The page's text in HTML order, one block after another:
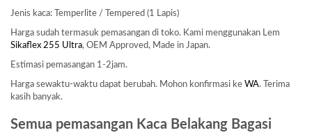
Jenis kaca: Temperlite / Tempered (1 Lapis)
Harga sudah termasuk pemasangan di toko. Kami menggunakan Lem
Sikaflex 255 Ultra, OEM Approved, Made in Japan.
Estimasi pemasangan 1-2jam.
Harga sewaktu-waktu dapat berubah. Mohon konfirmasi ke WA. Terima
kasih banyak.
Semua pemasangan Kaca Belakang Bagasi